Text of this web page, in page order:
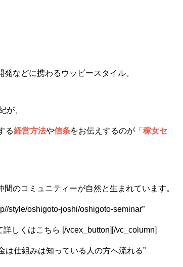
などに携わるウッビースタイル。
が、
る経営方法や信条をお伝えするのが「 稼女セ
のコミュニティーが自然と生まれています。
style/oshigoto-joshi/oshigoto-seminar”
詳しくはこちら [/vcex_button][/vc_column]
は仕組みは知っている人の方へ流れる”